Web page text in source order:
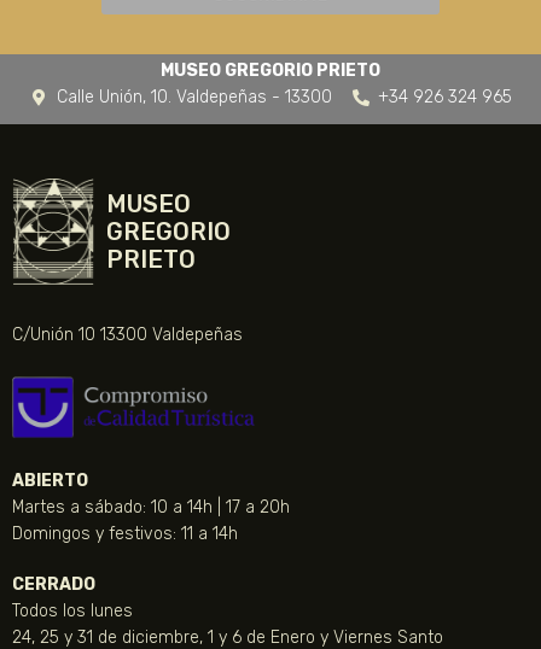
MUSEO GREGORIO PRIETO
Calle Unión, 10. Valdepeñas - 13300
+34 926 324 965
MUSEO
GREGORIO
PRIETO
C/Unión 10 13300 Valdepeñas
ABIERTO
Martes a sábado: 10 a 14h | 17 a 20h
Domingos y festivos: 11 a 14h
CERRADO
Todos los lunes
24, 25 y 31 de diciembre, 1 y 6 de Enero y Viernes Santo